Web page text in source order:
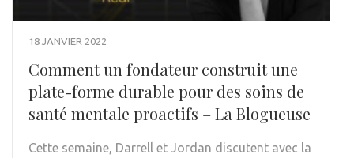
18 JANVIER 2022
Comment un fondateur construit une
plate-forme durable pour des soins de
santé mentale proactifs – La Blogueuse
Cette semaine, Darrell et Jordan discutent avec la